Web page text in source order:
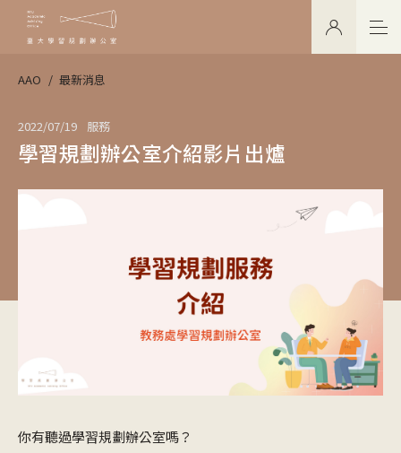
AAO 最新消息
2022/07/19 服務
學習規劃辦公室介紹影片出爐
你有聽過學習規劃辦公室嗎？